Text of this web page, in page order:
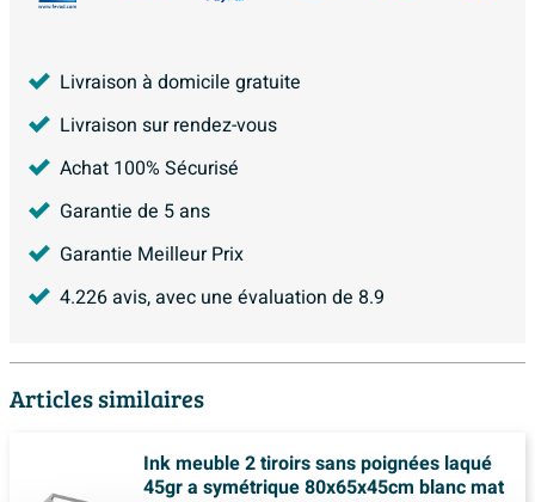
Livraison à domicile gratuite
Livraison sur rendez-vous
Achat 100% Sécurisé
Garantie de 5 ans
Garantie Meilleur Prix
4.226avis, avec une évaluation de 8.9
Articles similaires
Ink meuble 2 tiroirs sans poignées laqué
45gr a symétrique 80x65x45cm blanc mat